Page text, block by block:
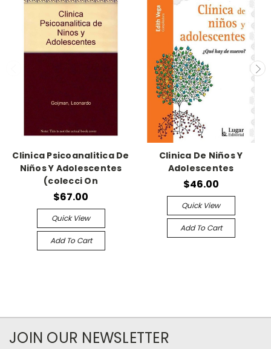
Clinica Psicoanalitica De
Niños Y Adolescentes
(colecci On
$67.00
Quick View
Add To Cart
Clinica De Niños Y
Adolescentes
$46.00
Quick View
Add To Cart
JOIN OUR NEWSLETTER